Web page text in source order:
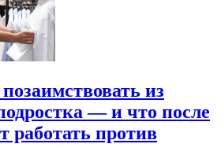
из
— и что после
работать против